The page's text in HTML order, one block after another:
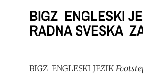
BIGZ ENGLESKI
RADNA SVESKA
BIGZ ENGLESKI JEZIK